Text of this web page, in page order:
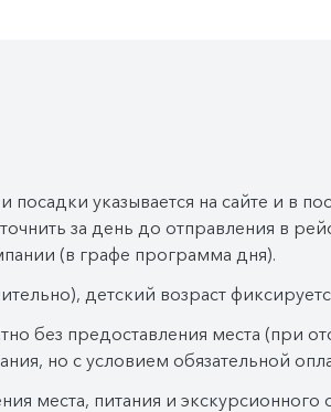
(1 бокал, 300 мл)
Дополнительно
системе
листу. О своем
Дополнительно
указывается на сайте и в
за день до отправления в
(в графе программа дня).
детский возраст
без предоставления места (при
но с условием обязательной
места, питания и экскурсионного